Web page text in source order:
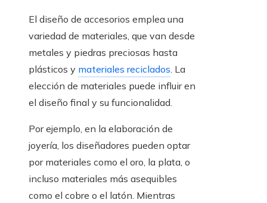
El diseño de accesorios emplea una
variedad de materiales, que van desde
metales y piedras preciosas hasta
plásticos y materiales reciclados. La
elección de materiales puede influir en
el diseño final y su funcionalidad.
Por ejemplo, en la elaboración de
joyería, los diseñadores pueden optar
por materiales como el oro, la plata, o
incluso materiales más asequibles
como el cobre o el latón. Mientras